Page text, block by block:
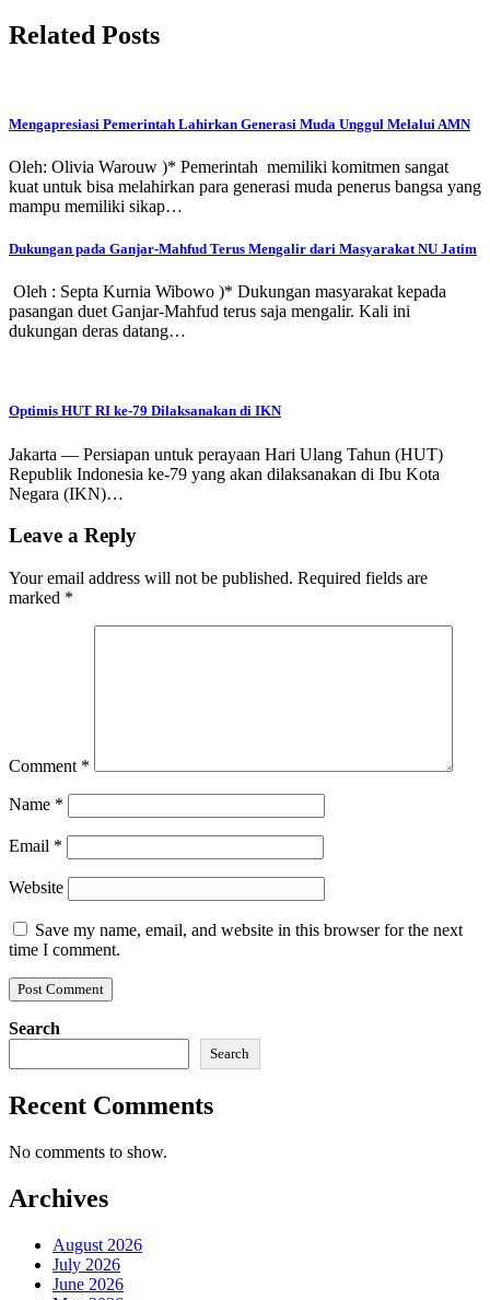
Related Posts
Mengapresiasi Pemerintah Lahirkan Generasi Muda Unggul Melalui AMN
Oleh: Olivia Warouw )* Pemerintah memiliki komitmen sangat
kuat untuk bisa melahirkan para generasi muda penerus bangsa yang
mampu memiliki sikap…
Dukungan pada Ganjar-Mahfud Terus Mengalir dari Masyarakat NU Jatim
Oleh : Septa Kurnia Wibowo )* Dukungan masyarakat kepada
pasangan duet Ganjar-Mahfud terus saja mengalir. Kali ini
dukungan deras datang…
Optimis HUT RI ke-79 Dilaksanakan di IKN
Jakarta — Persiapan untuk perayaan Hari Ulang Tahun (HUT)
Republik Indonesia ke-79 yang akan dilaksanakan di Ibu Kota
Negara (IKN)…
Leave a Reply
Your email address will not be published. Required fields are
marked *
Comment *
Name *
Email *
Website
Save my name, email, and website in this browser for the next
time I comment.
Search
Search
Recent Comments
No comments to show.
Archives
August 2026
July 2026
June 2026